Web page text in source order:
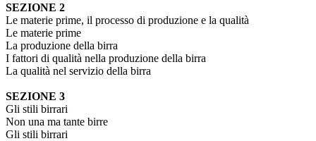
SEZIONE 2
Le materie prime, il processo di produzione e la qualità
Le materie prime
La produzione della birra
I fattori di qualità nella produzione della birra
La qualità nel servizio della birra
SEZIONE 3
Gli stili birrari
Non una ma tante birre
Gli stili birrari